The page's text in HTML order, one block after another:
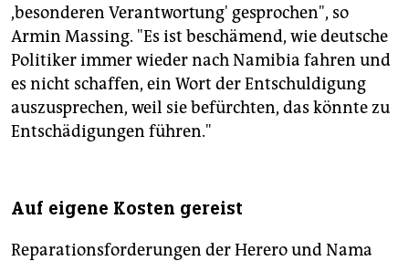
,besonderen Verantwortung' gesprochen", so
Armin Massing. "Es ist beschämend, wie deutsche
Politiker immer wieder nach Namibia fahren und
es nicht schaffen, ein Wort der Entschuldigung
auszusprechen, weil sie befürchten, das könnte zu
Entschädigungen führen."
Auf eigene Kosten gereist
Reparationsforderungen der Herero und Nama